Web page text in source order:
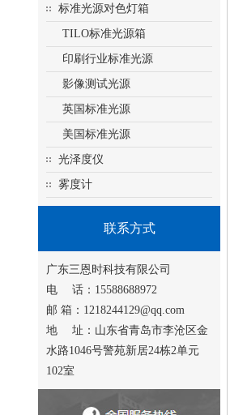
标准光源对色灯箱
TILO标准光源箱
印刷行业标准光源
影像测试光源
英国标准光源
美国标准光源
光泽度仪
雾度计
联系方式
广东三恩时科技有限公司
电 话：15588688972
邮 箱：1218244129@qq.com
地 址：山东省青岛市李沧区金
水路1046号警苑新居24栋2单元
102室